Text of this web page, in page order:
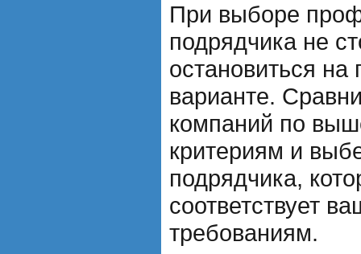
При выборе
подрядчика не
остановиться
варианте.
компаний по
критериям и
подрядчика,
соответствует
требованиям.